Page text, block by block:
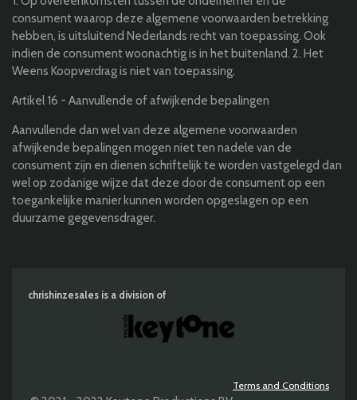
consument waarop deze algemene voorwaarden betrekking
hebben, is uitsluitend Nederlands recht van toepassing. Ook
indien de consument woonachtig is in het buitenland. 2. Het
Weens Koopverdrag is niet van toepassing.
Artikel 16 - Aanvullende of afwijkende bepalingen
Aanvullende dan wel van deze algemene voorwaarden
afwijkende bepalingen mogen niet ten nadele van de
consument zijn en dienen schriftelijk te worden vastgelegd dan
wel op zodanige wijze dat deze door de consument op een
toegankelijke manier kunnen worden opgeslagen op een
duurzame gegevensdrager.
chrishinzesales is a division of
Terms and Conditions